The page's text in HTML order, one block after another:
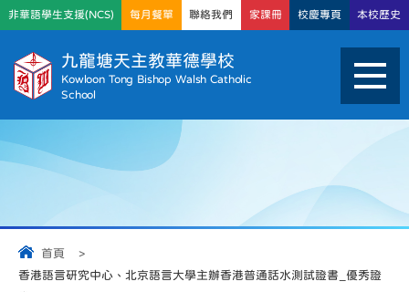
九龍塘天主教華德學校
Kowloon Tong Bishop Walsh Catholic
School
非華語學生支援(NCS) 每月餐單 聯絡我們 家課冊 校慶專頁 本校歷史
首頁
>
香港語言研究中心、北京語言大學主辦香港普通話水測試證書_優秀證